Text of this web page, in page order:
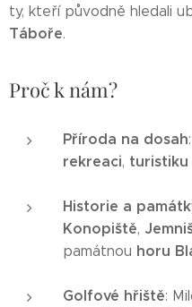
ty, kteří původně hledali
Táboře.
Proč k nám?
Příroda na dosah
rekreaci, turistiku
Historie a
Konopiště,
památnou horu
Golfové hřiště: